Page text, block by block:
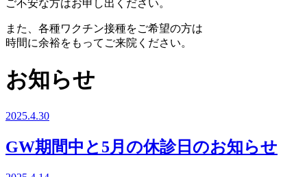
ご不安な方はお申し出ください。
また、各種ワクチン接種をご希望の方は
時間に余裕をもってご来院ください。
お知らせ
2025.4.30
GW期間中と5月の休診日のお知らせ